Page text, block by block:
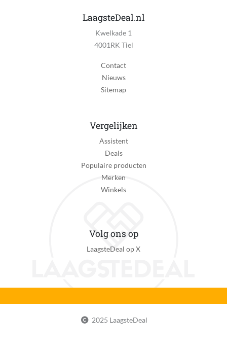
LaagsteDeal.nl
Kwelkade 1
4001RK Tiel
Contact
Nieuws
Sitemap
Vergelijken
Assistent
Deals
Populaire producten
Merken
Winkels
Volg ons op
LaagsteDeal op X
2025 LaagsteDeal